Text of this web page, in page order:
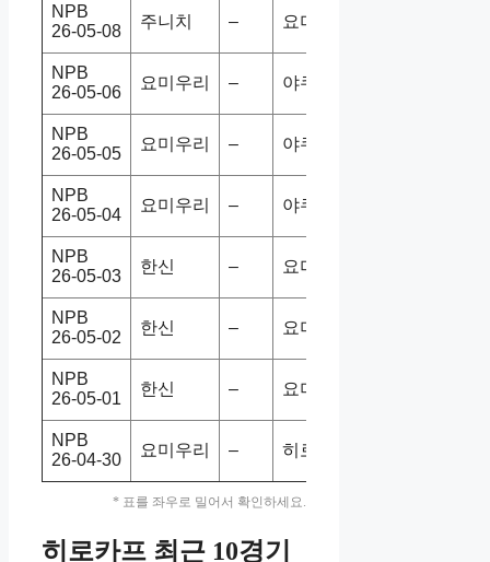
NPB
26-05-08
주니치 – 요미우리
NPB
26-05-06
요미우리 – 야쿠르트
NPB
26-05-05
요미우리 – 야쿠르트
NPB
26-05-04
요미우리 – 야쿠르트
NPB
26-05-03
한신 – 요미우리
NPB
26-05-02
한신 – 요미우리
NPB
26-05-01
한신 – 요미우리
NPB
26-04-30
요미우리 – 히로카프
* 표를 좌우로 밀어서 확인하세요.
히로카프 최근 10경기